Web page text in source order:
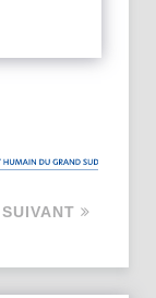
SUIVANT